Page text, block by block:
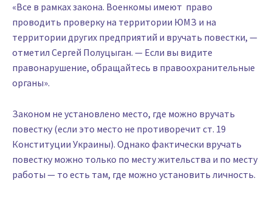
«Все в рамках закона. Военкомы имеют право
проводить проверку на территории ЮМЗ и на
территории других предприятий и вручать повестки, —
отметил Сергей Полуцыган. — Если вы видите
правонарушение, обращайтесь в правоохранительные
органы».
Законом не установлено место, где можно вручать
повестку (если это место не противоречит ст. 19
Конституции Украины). Однако фактически вручать
повестку можно только по месту жительства и по месту
работы — то есть там, где можно установить личность.